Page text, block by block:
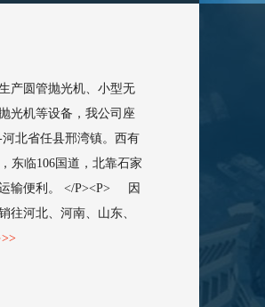
产圆管抛光机、小型无
光机等设备，我公司座
北省任县邢湾镇。西有
东临106国道，北靠石家
输便利。 </P><P> 因
往河北、河南、山东、